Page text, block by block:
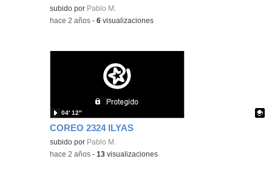
Contenido educativo.
subido por Pablo M.
-hace 2 años -6 visualizaciones
COREO 2324 ILYAS
Contenido educativo.
subido por Pablo M.
04′ 12″
-hace 2 años -13 visualizaciones